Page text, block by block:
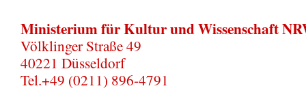
Ministerium für Kultur und Wissenschaft
Völklinger Straße 49
40221 Düsseldorf
Tel.+49 (0211) 896-4791